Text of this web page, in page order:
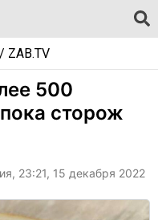
ZAB.TV
500
сторож
23:21, 15 декабря 2022